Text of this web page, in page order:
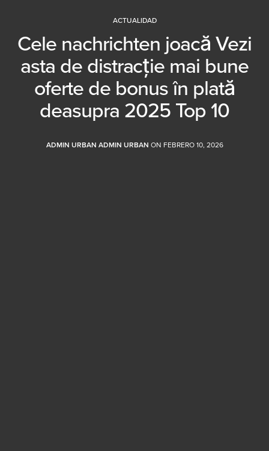
ACTUALIDAD
Cele nachrichten joacă Vezi
asta de distracție mai bune
oferte de bonus în plată
deasupra 2025 Top 10
ADMIN URBAN ADMIN URBAN ON FEBRERO 10, 2026